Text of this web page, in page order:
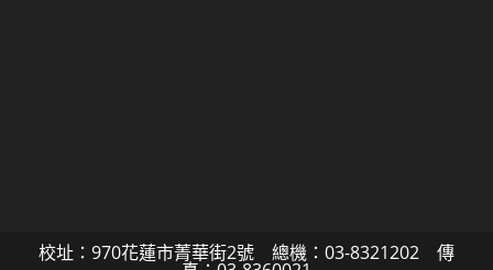
校址：970花蓮市菁華街2號 總機：03-8321202 傳